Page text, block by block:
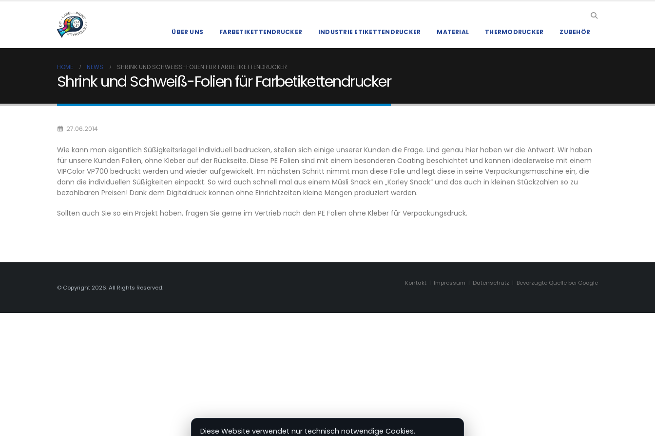
ÜBER UNS FARBETIKETTENDRUCKER INDUSTRIE ETIKETTENDRUCKER MATERIAL THERMODRUCKER ZUBEHÖR
HOME NEWS SHRINK UND SCHWEISS-FOLIEN FÜR FARBETIKETTENDRUCKER
Shrink und Schweiß-Folien für Farbetikettendrucker
27.06.2014
Wie kann man eigentlich Süßigkeitsriegel individuell bedrucken, stellen sich einige unserer Kunden die Frage. Und genau hier haben wir die Antwort. Wir haben
für unsere Kunden Folien, ohne Kleber auf der Rückseite. Diese PE Folien sind mit einem besonderen Coating beschichtet und können idealerweise mit einem
VIPColor VP700 bedruckt werden und wieder aufgewickelt. Im nächsten Schritt nimmt man diese Folie und legt diese in seine Verpackungsmaschine ein, die
dann die individuellen Süßigkeiten einpackt. So wird auch schnell mal aus einem Müsli Snack ein „Karley Snack“ und das auch in kleinen Stückzahlen so zu
bezahlbaren Preisen! Dank dem Digitaldruck können ohne Einrichtzeiten kleine Mengen produziert werden.
Sollten auch Sie so ein Projekt haben, fragen Sie gerne im Vertrieb nach den PE Folien ohne Kleber für Verpackungsdruck.
© Copyright 2026. All Rights Reserved.
Kontakt | Impressum | Datenschutz | Bevorzugte Quelle bei Google
Diese Website verwendet nur technisch notwendige Cookies.